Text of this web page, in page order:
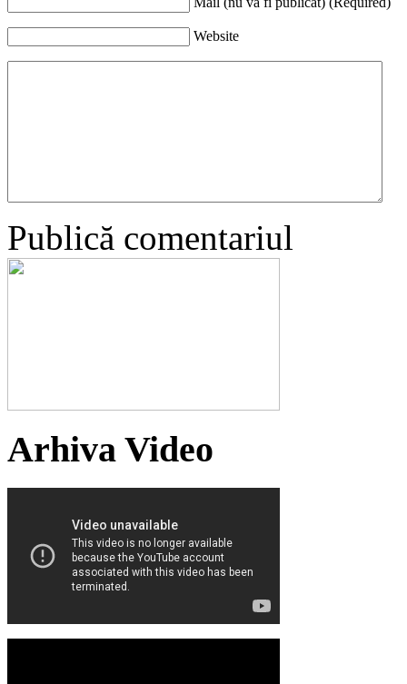
Website
Publică comentariul
Arhiva Video